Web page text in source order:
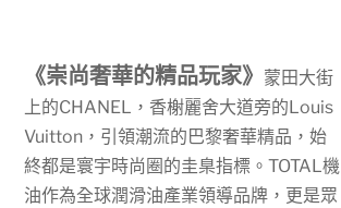
《崇尚奢華的精品玩家》 蒙田大街
上的CHANEL ，香榭麗舍大道旁的Louis
Vuitton ，引領潮流的巴黎奢華精品，始
終都是寰宇時尚圈的圭臬指標。TOTAL機
油作為全球潤滑油產業領導品牌，更是眾